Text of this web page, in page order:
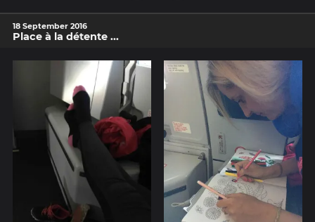
18 September 2016
Place à la détente ...